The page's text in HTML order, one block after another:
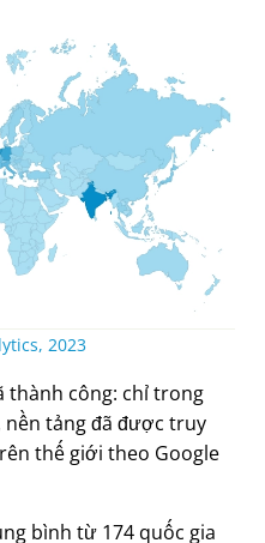
2023
thành công: chỉ trong
nền tảng đã được truy
thế giới theo Google
bình từ 174 quốc gia